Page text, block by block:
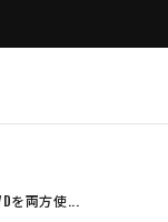
を両方使...